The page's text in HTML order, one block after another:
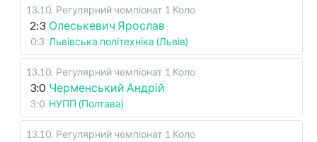
13.10. Регулярний чемпіонат 1 Коло
2:3 Олеськевич Ярослав
0:3 Львівська політехніка (Львів)
13.10. Регулярний чемпіонат 1 Коло
3:0 Черменський Андрій
3:0 НУПП (Полтава)
13.10. Регулярний чемпіонат 1 Коло